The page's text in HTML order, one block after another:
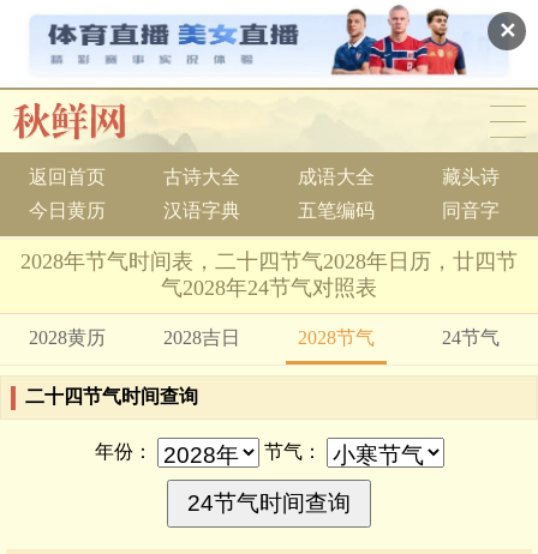
✕
返回首页 古诗大全 成语大全
藏头诗
今日黄历
汉语字典 五笔编码 同音字
2028年节气时间表，二十四节气2028年日历，廿四节
气2028年24节气对照表
2028黄历 2028吉日 2028节气 24节气
二十四节气时间查询
年份： 节气：